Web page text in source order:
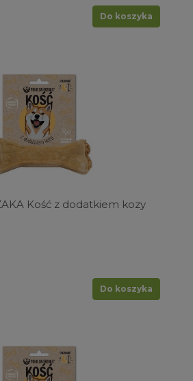
Do koszyka
Kość z dodatkiem kozy
Do koszyka